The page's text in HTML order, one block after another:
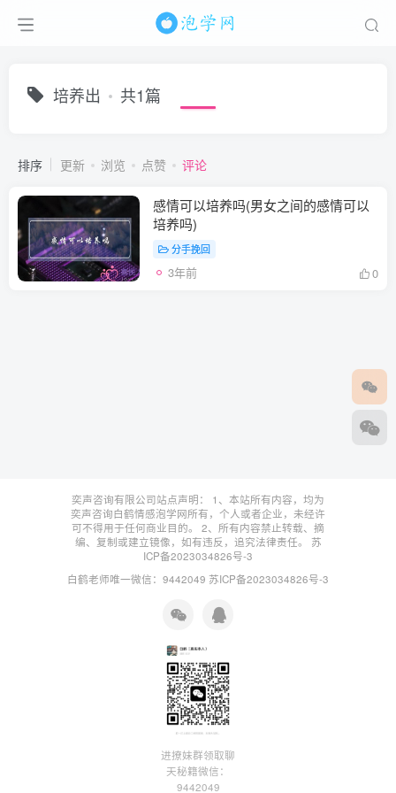
培养出 共1篇
排序 更新 浏览 点赞 评论
感情可以培养吗(男女之间的感情可以
培养吗)
分手挽回
3年前 0
奕声咨询有限公司站点声明： 1、本站所有内容，均为
奕声咨询白鹤情感泡学网所有，个人或者企业，未经许
可不得用于任何商业目的。 2、所有内容禁止转载、摘
编、复制或建立镜像，如有违反，追究法律责任。 苏
ICP备2023034826号-3
白鹤老师唯一微信：9442049 苏ICP备2023034826号-3
进撩妹群领取聊
天秘籍微信：
9442049